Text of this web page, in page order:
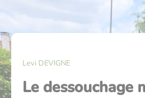
Levi DEVIGNE
Le dessouchage